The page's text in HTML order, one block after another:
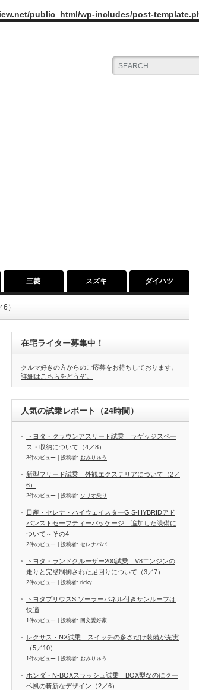
public_html/wp-includes/post-
三菱 スズキ ダイハツ
）
在宅ライター募集中！
クルマ好きの方からのご応募をお待ちしております。
詳細はこちらをどうぞ。
人気の試乗レポート（24時間）
トヨタ・クラウンアスリート試乗 ラゲッジスペー
ス・収納について（4／8）
3件のビュー 投稿者: おみりゅう
新型フリード試乗 外観エクステリアについて（2／
6）
2件のビュー 投稿者: ソリオ乗り
日産・セレナ・ハイウェイスターG S-HYBRIDアド
バンストセーフティーパッケージ 追加した装備に
ついて～その4
2件のビュー 投稿者: セレナパパ
トヨタ・ランドクルーザー200試乗 V8エンジンの
走りと完璧制御された足回りについて（3／7）
2件のビュー 投稿者: ricky
トヨタプリウスS ソーラーパネル付きサンルーフは
快適
1件のビュー 投稿者: 回文愛好家
レクサス・NX試乗 スイッチの多さだけ装備が充実
（5／10）
1件のビュー 投稿者: おみりゅう
ホンダ・N-BOXスラッシュ試乗 BOX型なのにクー
ペ風の斬新なデザイン（2／6）